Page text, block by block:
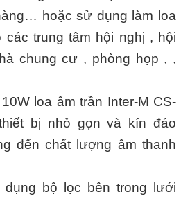
hoặc sử dụng làm loa
các trung tâm hội nghị , hội
chung cư , phòng họp , ,
loa âm trần Inter-M CS-
bị nhỏ gọn và kín đáo
đến chất lượng âm thanh
dụng bộ lọc bên trong lưới